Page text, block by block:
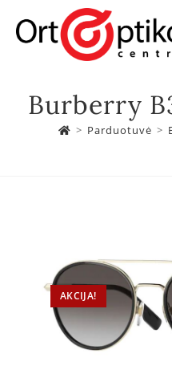
Burberry
> Parduotuvė >
AKCIJA!